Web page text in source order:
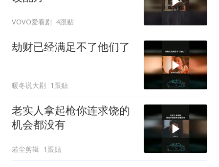
VOVO爱看剧 4跟贴
劫财已经满足不了他们了
暖冬说大剧 1跟贴
老实人拿起枪你连求饶的
机会都没有
若尘剪辑 1跟贴